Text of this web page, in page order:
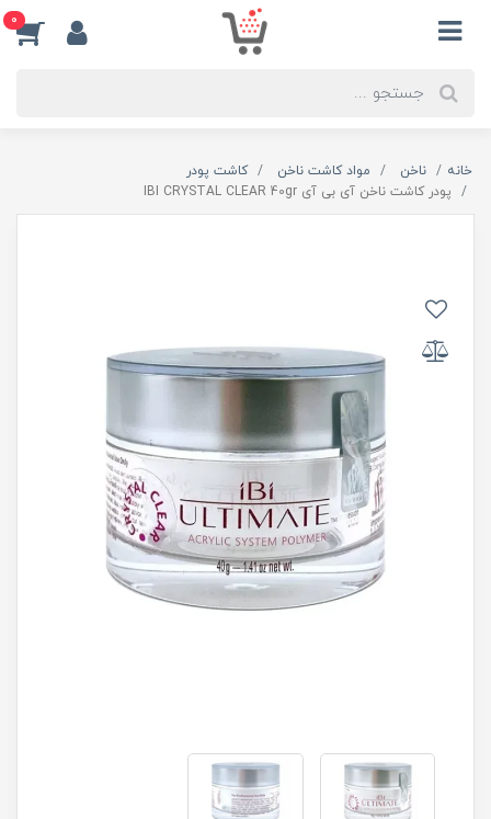
0
خانه ناخن مواد کاشت ناخن
کاشت پودر
پودر کاشت ناخن آی بی آی IBI CRYSTAL CLEAR 40gr